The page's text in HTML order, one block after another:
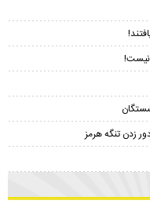
نیست!
زدن تنگه هرمز